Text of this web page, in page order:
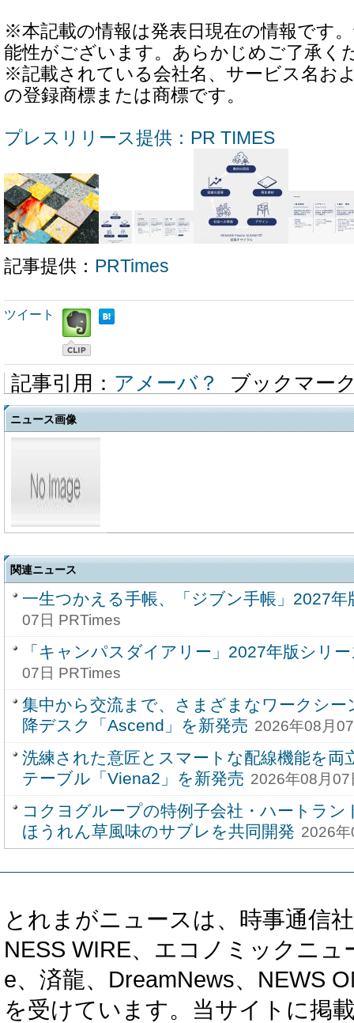
※本記載の情報は発表日現在の情報です
能性がございます。あらかじめご了承く
※記載されている会社名、サービス名お
の登録商標または商標です。
プレスリリース提供：PR TIMES
記事提供： PRTimes
ツイート
記事引用： アメーバ？ ブックマー
ニュース画像
関連ニュース
一生つかえる手帳、「ジブン手帳」2027年
07日 PRTimes
「キャンパスダイアリー」2027年版シリ
07日 PRTimes
集中から交流まで、さまざまなワークシー
降デスク「Ascend」を新発売 2026年08月
洗練された意匠とスマートな配線機能を両
テーブル「Viena2」を新発売 2026年08月07
コクヨグループの特例子会社・ハートラン
ほうれん草風味のサブレを共同開発 2026
とれまがニュースは、時事通信
NESS WIRE、エコノミックニ
e、済龍、DreamNews、NEWS
を受けています。当サイトに掲